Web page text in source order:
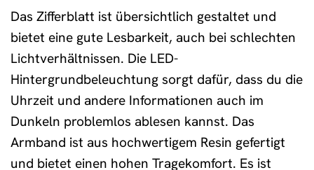
Das Zifferblatt ist übersichtlich gestaltet und
bietet eine gute Lesbarkeit, auch bei schlechten
Lichtverhältnissen. Die LED-
Hintergrundbeleuchtung sorgt dafür, dass du die
Uhrzeit und andere Informationen auch im
Dunkeln problemlos ablesen kannst. Das
Armband ist aus hochwertigem Resin gefertigt
und bietet einen hohen Tragekomfort. Es ist